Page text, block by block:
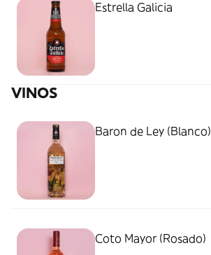
Estrella Galicia
VINOS
Baron de Ley (Blanco)
Coto Mayor (Rosado)